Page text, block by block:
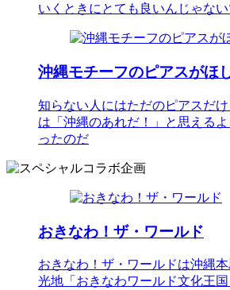
いくときにとても良いんじゃな
沖縄モチーフのピアスがほ
知らない人にはただのピアスだ
は「沖縄のあれだ！」と思える
ったのだ
おきなわ！ザ・ワールド
おきなわ！ザ・ワールドは沖縄
光地「おきなわワールド文化王